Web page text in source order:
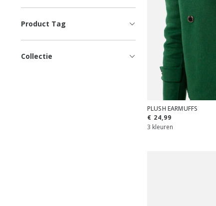
Product Tag
Collectie
PLUSH EARMUFFS
€ 24,99
3 kleuren